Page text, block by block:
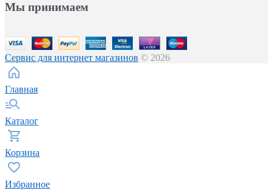
Мы принимаем
Сервис для интернет магазинов © 2026
Главная
Каталог
Корзина
Избранное